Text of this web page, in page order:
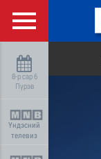
8-р сар 6
Пүрэв
Үндэсний
телевиз